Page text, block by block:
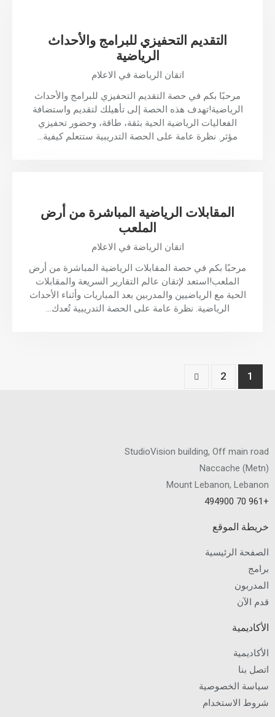
التقديم التحفيزي للبرامج والأحداث
الرياضية
اتقان الرياضة في الاعلام
مرحبًا بكم في حصة التقديم التحفيزي للبرامج والأحداث
الرياضية!تهدف هذه الحصة إلى تأهيلك لتقديم واستضافة
الفعاليات الرياضية الحية بثقة، طاقة، وحضور تحفيزي
مؤثر. نظرة عامة على الحصة التدريبية ستتعلم كيفية…
المقابلات الرياضية المباشرة من أرض
الملعب
اتقان الرياضة في الاعلام
مرحبًا بكم في حصة المقابلات الرياضية المباشرة من أرض
الملعب!استعد لإتقان عالم التقارير السريعة والمقابلات
الحية مع الرياضيين والمدربين بعد المباريات وأثناء الأحداث
الرياضية. نظرة عامة على الحصة التدريبية تُعدك…
1
2
StudioVision building, Off main road
Naccache (Metn)
Mount Lebanon, Lebanon
+961 70 494900
خريطة الموقع
الصفحة الرئيسية
برامج
المدربون
قدم الآن
الأكاديمية
الأكاديمية
اتصل بنا
سياسة الخصوصية
شروط الاستخدام